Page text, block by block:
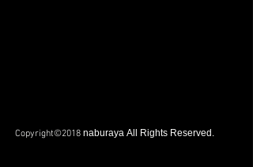
Copyright©2018 naburaya All Rights Reserved.